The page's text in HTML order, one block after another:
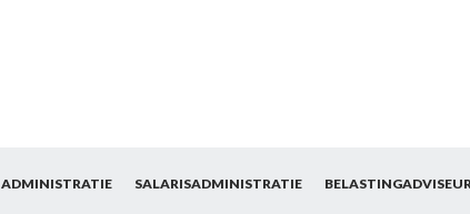
ADMINISTRATIE SALARISADMINISTRATIE